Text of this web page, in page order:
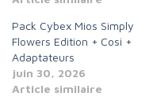
Pack Cybex Mios Simply
Flowers Edition + Cosi +
Adaptateurs
juin 30, 2026
Article similaire